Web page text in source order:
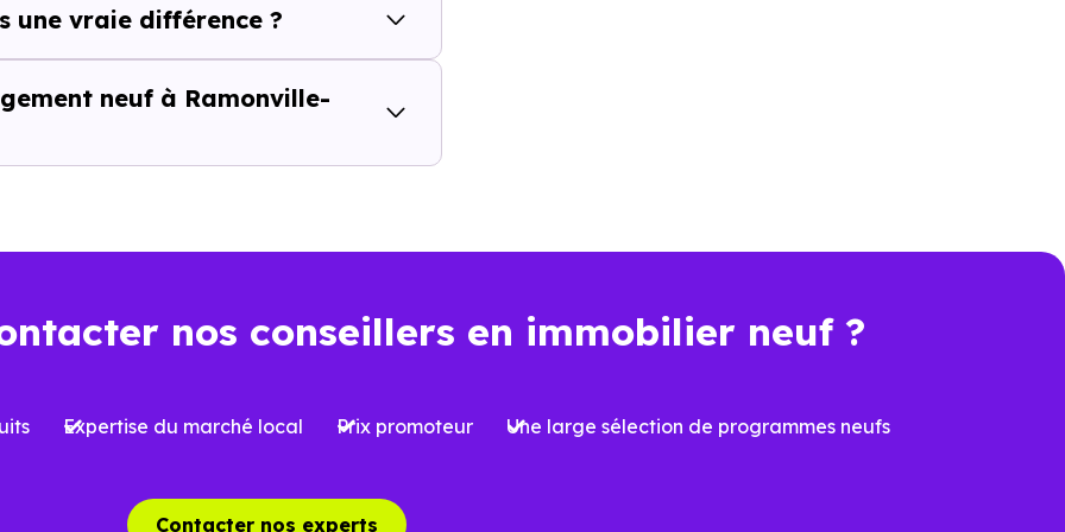
locales et les opportunités du marché. Tous les logements neufs ne se valent
programmes peuvent être significatives, notamment en matière de performance et de
local est essentiel.
aujourd’hui… et demain
et anticipant les évolutions futures, constitue un véritable avantage.
bénéficier d’un meilleur confort au quotidien, mais aussi de sécuriser la valeur du bien
une vraie différence ?
neuf à Ramonville-
nos conseillers en immobilier neuf ?
Expertise du marché local Prix promoteur Une large sélection de programmes neufs
Contacter nos experts